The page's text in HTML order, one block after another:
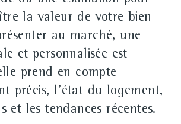
la valeur de votre bien
au marché, une
et personnalisée est
prend en compte
précis, l'état du logement,
et les tendances récentes.